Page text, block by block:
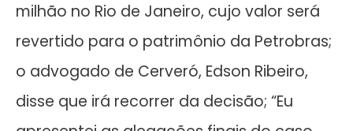
milhão no Rio de Janeiro, cujo valor será
revertido para o patrimônio da Petrobras;
o advogado de Cerveró, Edson Ribeiro,
disse que irá recorrer da decisão; “Eu